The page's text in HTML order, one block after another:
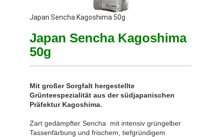
Japan Sencha Kagoshima 50g
Japan Sencha Kagoshima
50g
Mit großer Sorgfalt hergestellte
Grünteespezialität aus der südjapanischen
Präfektur Kagoshima.
Zart gedämpfter Sencha mit intensiv grüngelber
Tassenfärbung und frischem, tiefgründigem